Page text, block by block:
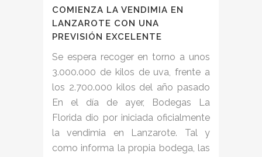
COMIENZA LA VENDIMIA EN
LANZAROTE CON UNA
PREVISIÓN EXCELENTE
Se espera recoger en torno a unos
3.000.000 de kilos de uva, frente a
los 2.700.000 kilos del año pasado
En el día de ayer, Bodegas La
Florida dio por iniciada oficialmente
la vendimia en Lanzarote. Tal y
como informa la propia bodega, las